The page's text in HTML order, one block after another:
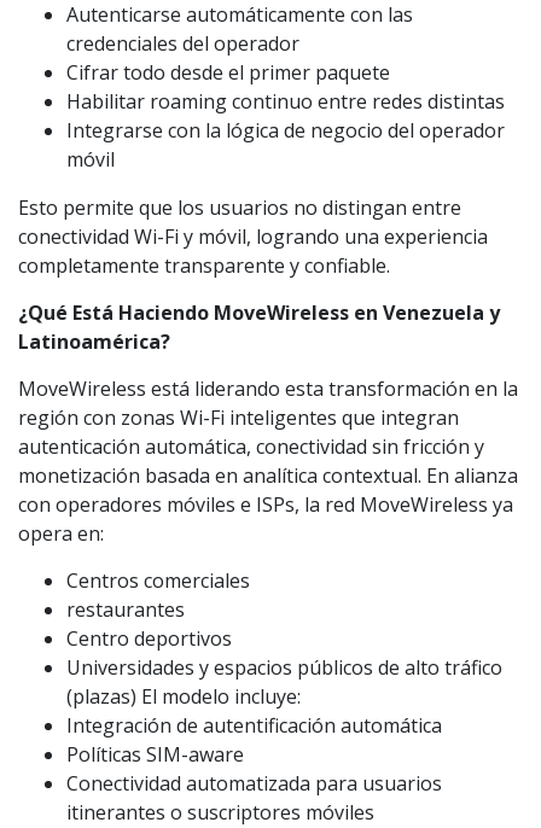
Autenticarse automáticamente con las
credenciales del operador
Cifrar todo desde el primer paquete
Habilitar roaming continuo entre redes distintas
Integrarse con la lógica de negocio del operador
móvil
Esto permite que los usuarios no distingan entre
conectividad Wi-Fi y móvil, logrando una experiencia
completamente transparente y confiable.
¿Qué Está Haciendo MoveWireless en Venezuela y
Latinoamérica?
MoveWireless está liderando esta transformación en la
región con zonas Wi-Fi inteligentes que integran
autenticación automática, conectividad sin fricción y
monetización basada en analítica contextual. En alianza
con operadores móviles e ISPs, la red MoveWireless ya
opera en:
Centros comerciales
restaurantes
Centro deportivos
Universidades y espacios públicos de alto tráfico
(plazas) El modelo incluye:
Integración de autentificación automática
Políticas SIM-aware
Conectividad automatizada para usuarios
itinerantes o suscriptores móviles